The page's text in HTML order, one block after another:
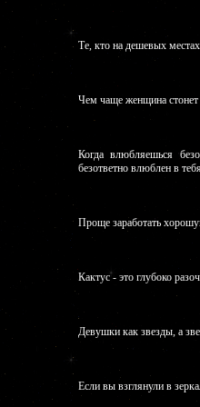
Те, кто на дешевых
Чем чаще женщина
Когда влюбляешься
безответно влюблен в
Проще заработать
Кактус - это глубоко
Девушки как звезды, а
Если вы взглянули в